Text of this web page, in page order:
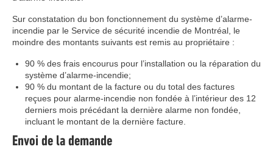
Sur constatation du bon fonctionnement du système d’alarme-
incendie par le Service de sécurité incendie de Montréal, le
moindre des montants suivants est remis au propriétaire :
90 % des frais encourus pour l’installation ou la réparation du
système d’alarme-incendie;
90 % du montant de la facture ou du total des factures
reçues pour alarme-incendie non fondée à l’intérieur des 12
derniers mois précédant la dernière alarme non fondée,
incluant le montant de la dernière facture.
Envoi de la demande